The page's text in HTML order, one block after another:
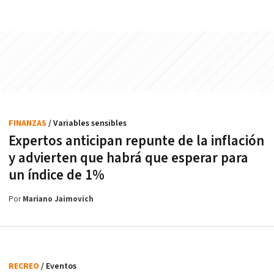
Expertos anticipan repunte de la inflación
y advierten que habrá que esperar para
un índice de 1%
FINANZAS / Variables sensibles
PorMariano Jaimovich
RECREO / Eventos